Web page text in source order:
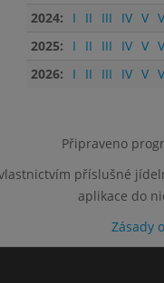
2024:
I II III IV V
2025:
I II III IV V
2026:
I II III IV V
Připraveno
příslušné
aplikace do
Zásady